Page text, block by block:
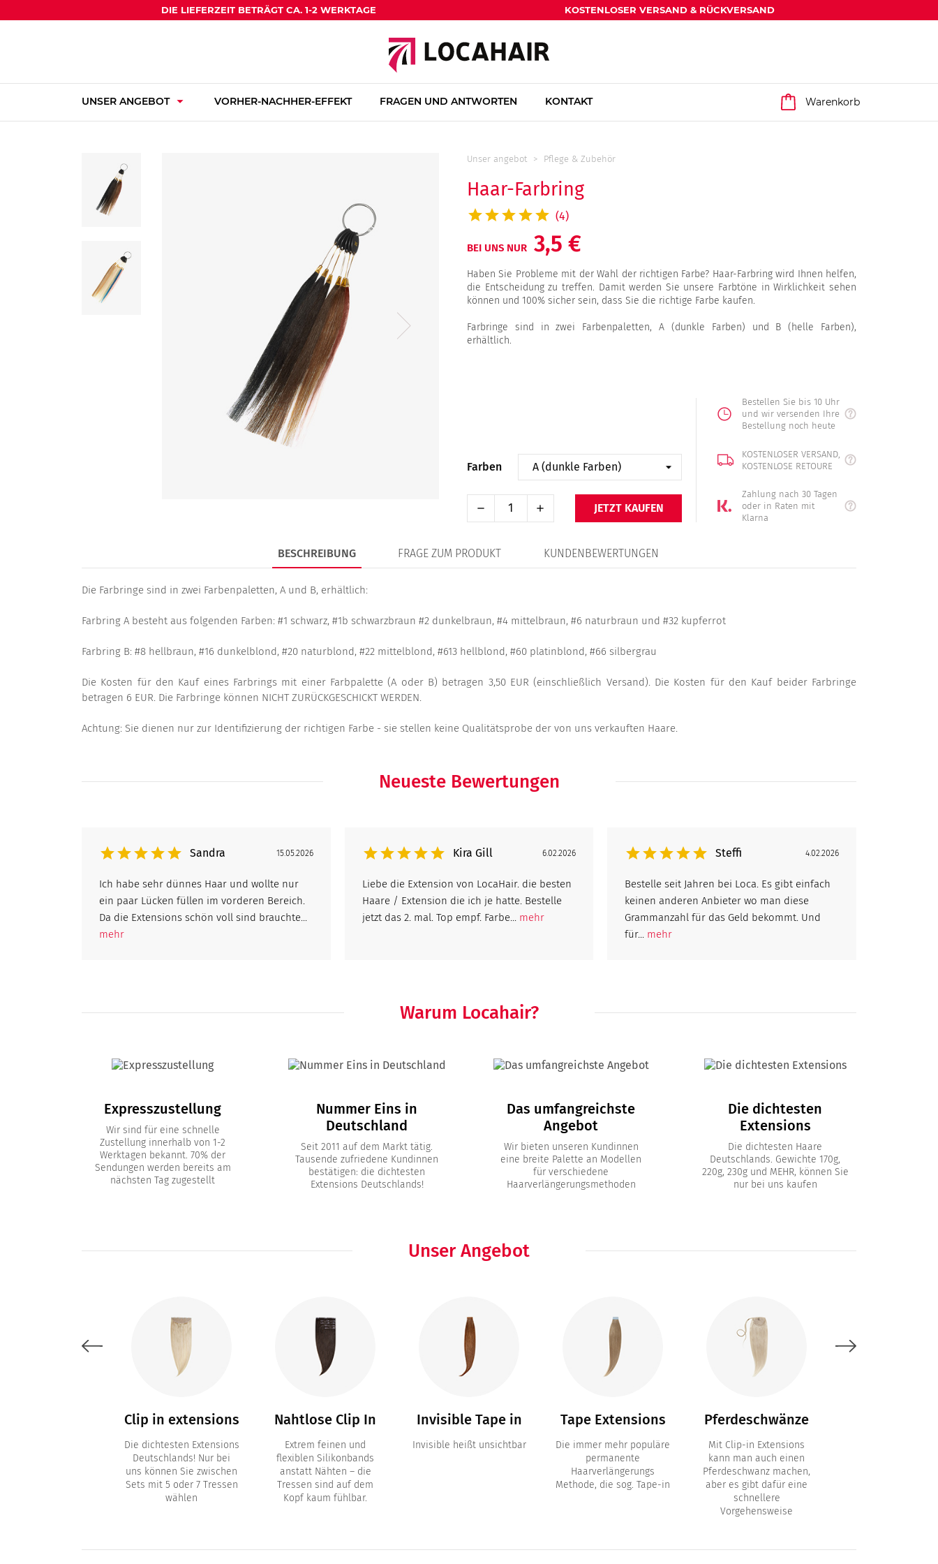
DIE LIEFERZEIT BETRÄGT CA. 1-2 WERKTAGE KOSTENLOSER VERSAND & RÜCKVERSAND
UNSER ANGEBOT arrow_drop_down VORHER-NACHHER-EFFEKT FRAGEN UND ANTWORTEN KONTAKT Warenkorb
Unser angebot Pflege & Zubehör
Haar-Farbring
(4)
BEI UNS NUR 3,5 €
Haben Sie Probleme mit der Wahl der richtigen Farbe? Haar-Farbring wird Ihnen helfen,
die Entscheidung zu treffen. Damit werden Sie unsere Farbtöne in Wirklichkeit sehen
können und 100% sicher sein, dass Sie die richtige Farbe kaufen.
Farbringe sind in zwei Farbenpaletten, A (dunkle Farben) und B (helle Farben),
erhältlich.
Farben
JETZT KAUFEN
Bestellen Sie bis 10 Uhr
und wir versenden Ihre
Bestellung noch heute
KOSTENLOSER VERSAND,
KOSTENLOSE RETOURE
Zahlung nach 30 Tagen
oder in Raten mit
Klarna
BESCHREIBUNG FRAGE ZUM PRODUKT KUNDENBEWERTUNGEN
Die Farbringe sind in zwei Farbenpaletten, A und B, erhältlich:
Farbring A besteht aus folgenden Farben: #1 schwarz, #1b schwarzbraun #2 dunkelbraun, #4 mittelbraun, #6 naturbraun und #32 kupferrot
Farbring B: #8 hellbraun, #16 dunkelblond, #20 naturblond, #22 mittelblond, #613 hellblond, #60 platinblond, #66 silbergrau
Die Kosten für den Kauf eines Farbrings mit einer Farbpalette (A oder B) betragen 3,50 EUR (einschließlich Versand). Die Kosten für den Kauf beider Farbringe
betragen 6 EUR. Die Farbringe können NICHT ZURÜCKGESCHICKT WERDEN.
Achtung: Sie dienen nur zur Identifizierung der richtigen Farbe - sie stellen keine Qualitätsprobe der von uns verkauften Haare.
Neueste Bewertungen
Sandra 15.05.2026
Ich habe sehr dünnes Haar und wollte nur
ein paar Lücken füllen im vorderen Bereich.
Da die Extensions schön voll sind brauchte...
mehr
Kira Gill 6.02.2026
Liebe die Extension von LocaHair. die besten
Haare / Extension die ich je hatte. Bestelle
jetzt das 2. mal. Top empf. Farbe... mehr
Steffi 4.02.2026
Bestelle seit Jahren bei Loca. Es gibt einfach
keinen anderen Anbieter wo man diese
Grammanzahl für das Geld bekommt. Und
für... mehr
Warum Locahair?
Expresszustellung
Wir sind für eine schnelle
Zustellung innerhalb von 1-2
Werktagen bekannt. 70% der
Sendungen werden bereits am
nächsten Tag zugestellt
Nummer Eins in
Deutschland
Seit 2011 auf dem Markt tätig.
Tausende zufriedene Kundinnen
bestätigen: die dichtesten
Extensions Deutschlands!
Das umfangreichste
Angebot
Wir bieten unseren Kundinnen
eine breite Palette an Modellen
für verschiedene
Haarverlängerungsmethoden
Die dichtesten
Extensions
Die dichtesten Haare
Deutschlands. Gewichte 170g,
220g, 230g und MEHR, können Sie
nur bei uns kaufen
Unser Angebot
Clip in extensions
Die dichtesten Extensions
Deutschlands! Nur bei
uns können Sie zwischen
Sets mit 5 oder 7 Tressen
wählen
Nahtlose Clip In
Extrem feinen und
flexiblen Silikonbands
anstatt Nähten – die
Tressen sind auf dem
Kopf kaum fühlbar.
Invisible Tape in
Invisible heißt unsichtbar
Tape Extensions
Die immer mehr populäre
permanente
Haarverlängerungs
Methode, die sog. Tape-in
Pferdeschwänze
Mit Clip-in Extensions
kann man auch einen
Pferdeschwanz machen,
aber es gibt dafür eine
schnellere
Vorgehensweise